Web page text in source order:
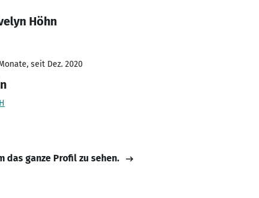
Höhn
seit Dez. 2020
das ganze Profil zu sehen.